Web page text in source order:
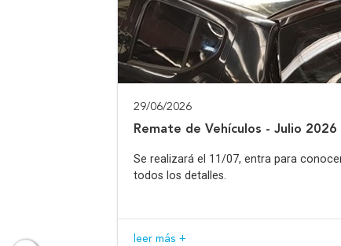
29/06/2026
Remate de Vehículos - Julio 2026
Se realizará el 11/07, entra para
todos los detalles.
leer más +